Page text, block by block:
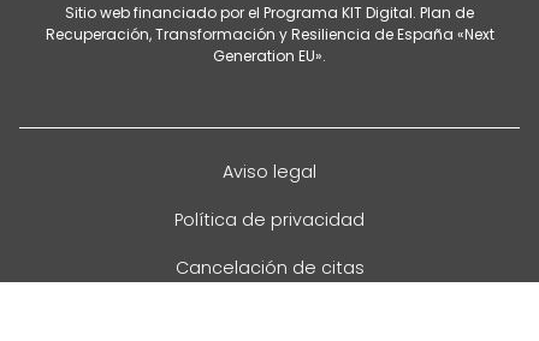
Sitio web financiado por el Programa KIT Digital. Plan de
Recuperación, Transformación y Resiliencia de España «Next
Generation EU».
Aviso legal
Política de privacidad
Cancelación de citas